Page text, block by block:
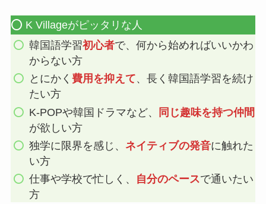
⭕️ K Villageがピッタリな人
韓国語学習初心者で、何から始めればいいかわ
からない方
とにかく費用を抑えて、長く韓国語学習を続け
たい方
K-POPや韓国ドラマなど、
同じ趣味を持つ仲間
が欲しい方
独学に限界を感じ、 ネイティブの発音に触れた
い方
仕事や学校で忙しく、 自分のペースで通いたい
方